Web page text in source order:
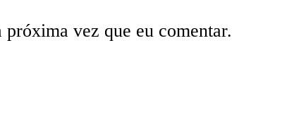
próxima vez que eu comentar.